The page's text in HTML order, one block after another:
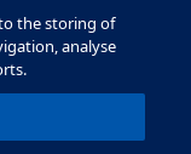
to the storing of
analyse